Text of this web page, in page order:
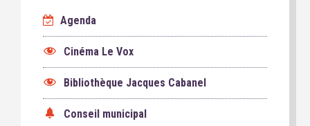
Agenda
Cinéma Le Vox
Bibliothèque Jacques Cabanel
Conseil municipal